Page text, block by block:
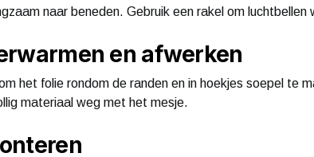
naar beneden. Gebruik een rakel om luchtbellen
en afwerken
het folie rondom de randen en in hoekjes soepel te
materiaal weg met het mesje.